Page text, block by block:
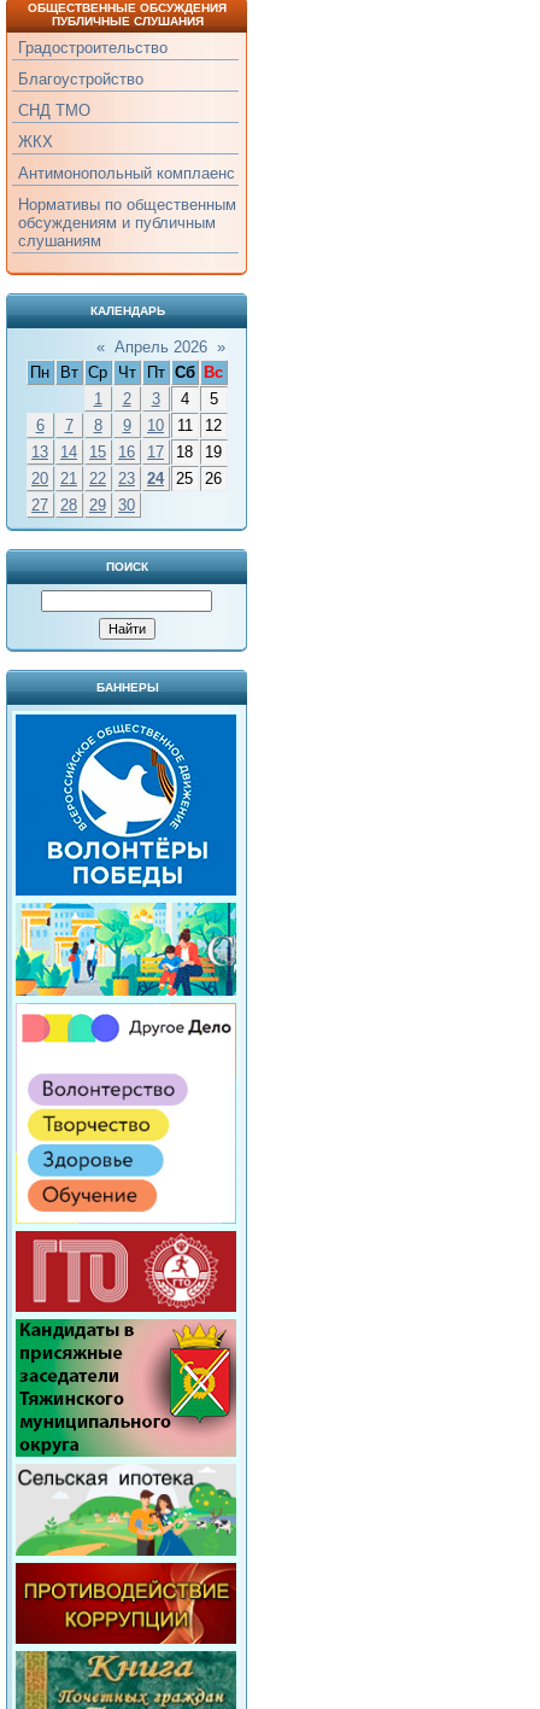
ОБЩЕСТВЕННЫЕ ОБСУЖДЕНИЯ
ПУБЛИЧНЫЕ СЛУШАНИЯ
Градостроительство
Благоустройство
СНД ТМО
ЖКХ
Антимонопольный комплаенс
Нормативы по общественным
обсуждениям и публичным
слушаниям
КАЛЕНДАРЬ
« Апрель 2026 »
Пн
Вт Ср Чт Пт Сб
Вс
1
2 3 4
5
6
7 8 9 10 11
12
13
14 15 16 17 18
19
20
21 22 23 24 25
26
27
28 29 30
ПОИСК
БАННЕРЫ